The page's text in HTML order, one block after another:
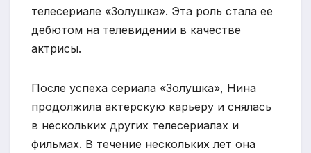
телесериале «Золушка». Эта роль стала ее
дебютом на телевидении в качестве
актрисы.
После успеха сериала «Золушка», Нина
продолжила актерскую карьеру и снялась
в нескольких других телесериалах и
фильмах. В течение нескольких лет она